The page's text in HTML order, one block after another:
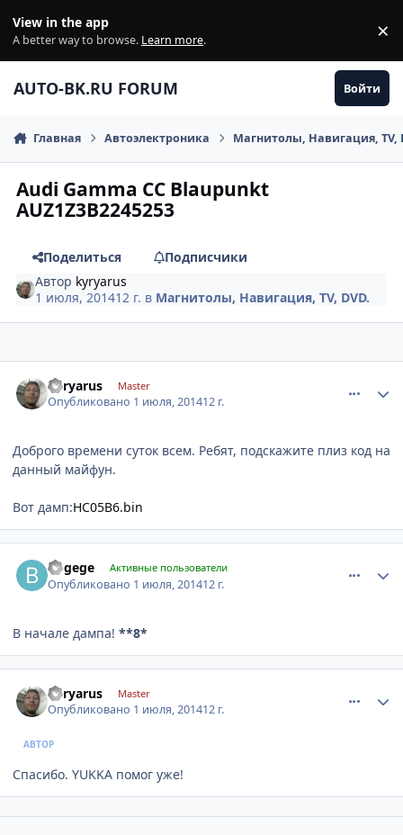
View in the app
A better way to browse. Learn more. ×
AUTO-BK.RU FORUM Войти
Главная Автоэлектроника Магнитолы, Навигация, TV,
Audi Gamma CC Blaupunkt
AUZ1Z3B2245253
Поделиться
Подписчики
Автор kyryarus
1 июля, 201412 г. в Магнитолы, Навигация, TV, DVD.
kyryarus Master
Опубликовано 1 июля, 201412 г.
Доброго времени суток всем. Ребят, подскажите плиз код на
данный майфун.
Вот дамп:HC05B6.bin
bogege Активные пользователи
Опубликовано 1 июля, 201412 г.
В начале дампа! **8*
kyryarus Master
Опубликовано 1 июля, 201412 г.
АВТОР
Спасибо. YUKKA помог уже!